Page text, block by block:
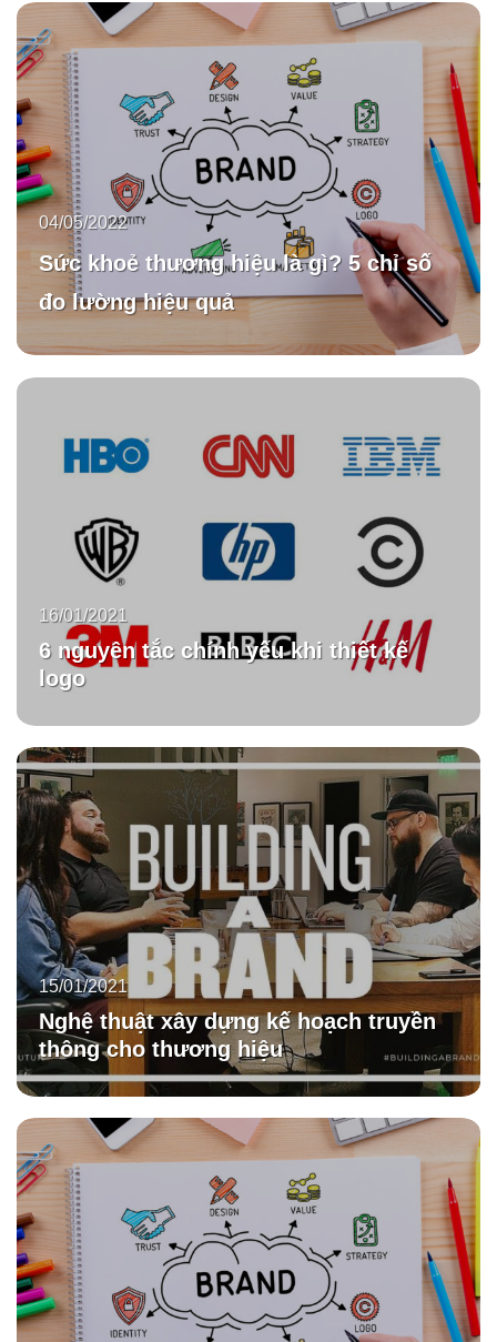
Sức khoẻ thương hiệu là gì? 5 chỉ số
đo lường hiệu quả
04/05/2022
6 nguyên tắc chính yếu khi thiết kế
logo
16/01/2021
Nghệ thuật xây dựng kế hoạch truyền
thông cho thương hiệu
15/01/2021